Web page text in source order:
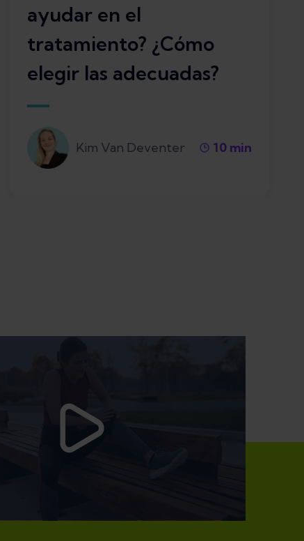
ayudar en el
tratamiento? ¿Cómo
elegir las adecuadas?
Kim Van Deventer 10 min